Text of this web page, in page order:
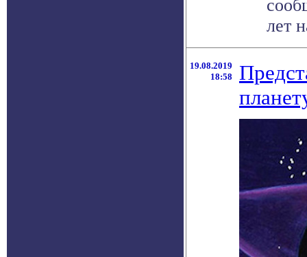
лет
19.08.2019
18:58